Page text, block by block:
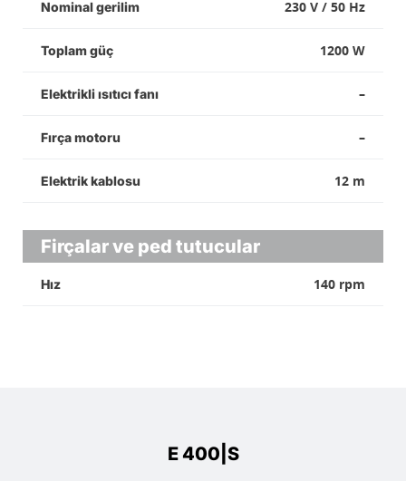
Nominal gerilim 230 V / 50 Hz
Toplam güç 1200 W
Elektrikli ısıtıcı fanı –
Fırça motoru –
Elektrik kablosu 12 m
Firçalar ve ped tutucular
Hız 140 rpm
E 400|S